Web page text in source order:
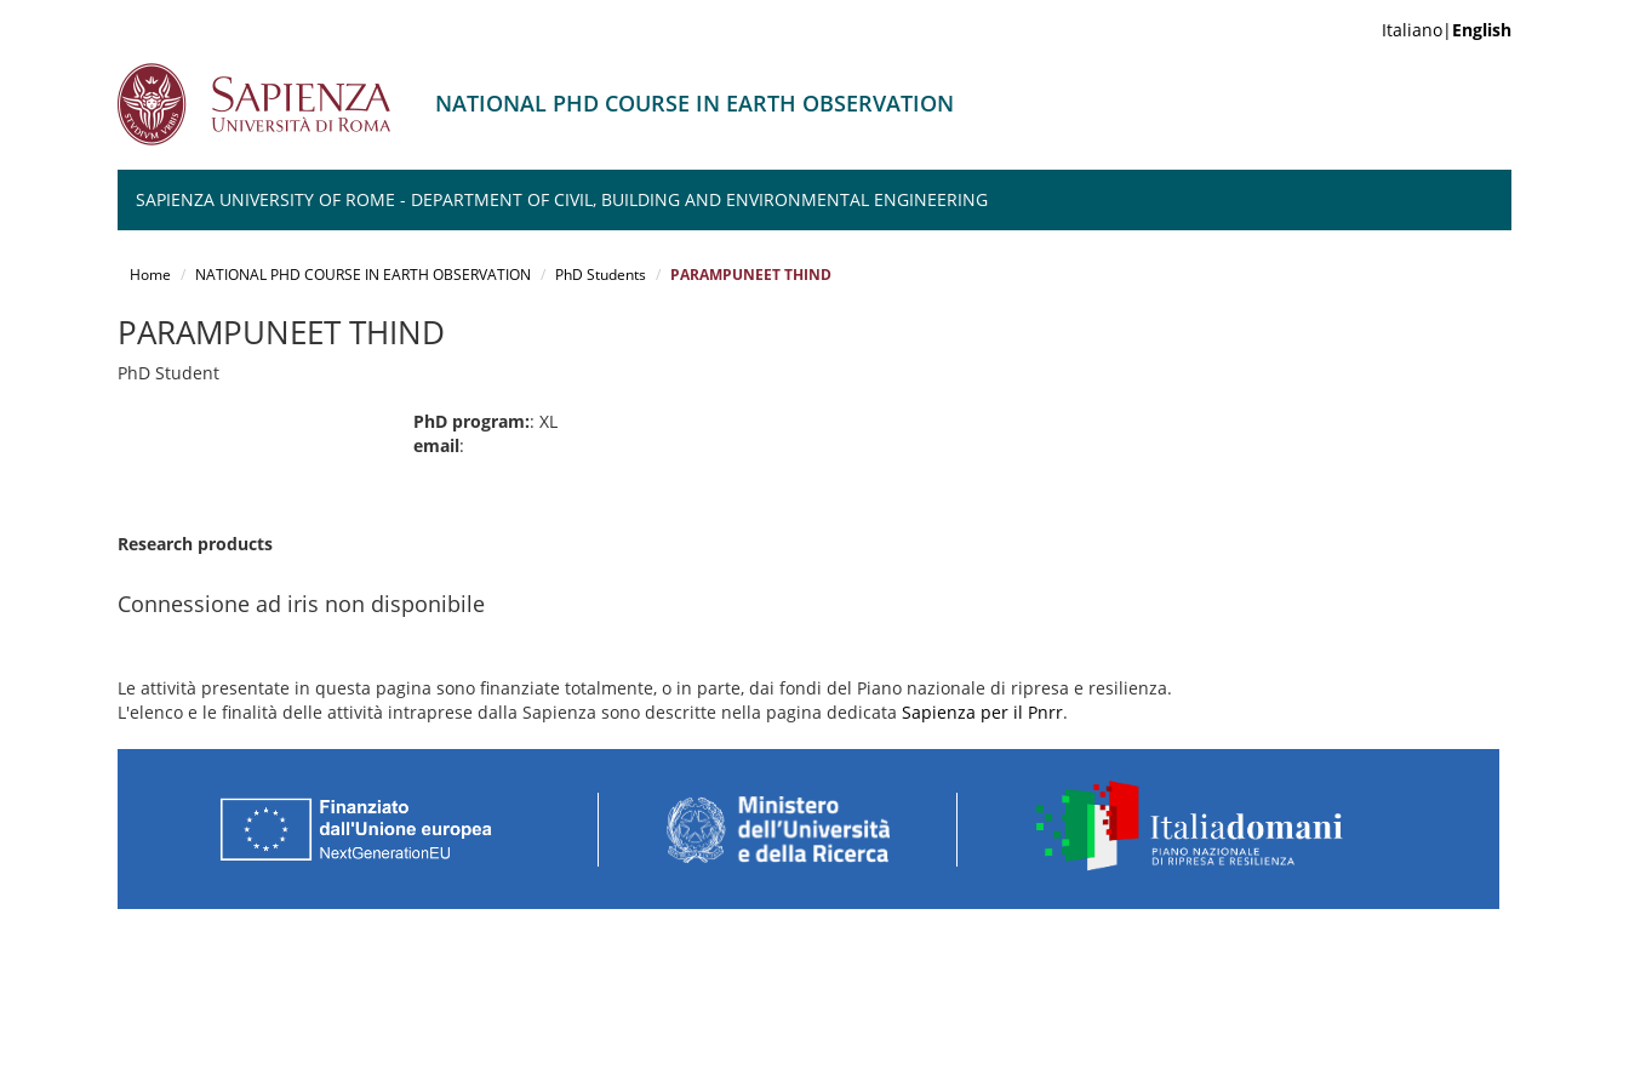
Italiano| English
NATIONAL PHD COURSE IN EARTH OBSERVATION
SAPIENZA UNIVERSITY OF ROME - DEPARTMENT OF CIVIL, BUILDING AND ENVIRONMENTAL ENGINEERING
Home NATIONAL PHD COURSE IN EARTH OBSERVATION PhD Students PARAMPUNEET THIND
PARAMPUNEET THIND
PhD Student
PhD program:: XL
email:
Research products
Connessione ad iris non disponibile
Le attività presentate in questa pagina sono finanziate totalmente, o in parte, dai fondi del Piano nazionale di ripresa e resilienza.
L'elenco e le finalità delle attività intraprese dalla Sapienza sono descritte nella pagina dedicata Sapienza per il Pnrr.